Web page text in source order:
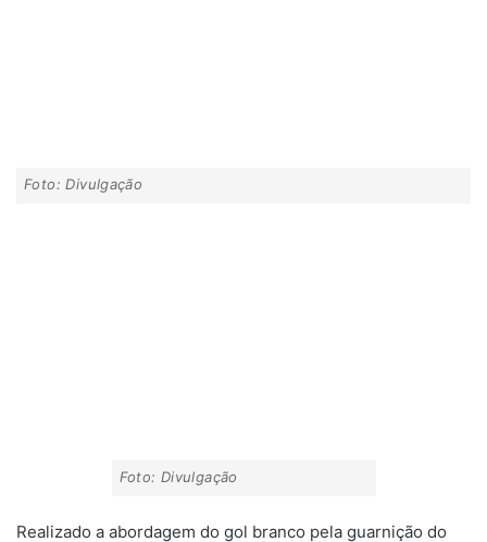
Foto: Divulgação
Foto: Divulgação
Realizado a abordagem do gol branco pela guarnição do